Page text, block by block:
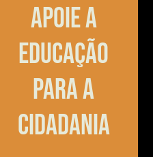
Apoie a
educação
para a
cidadania